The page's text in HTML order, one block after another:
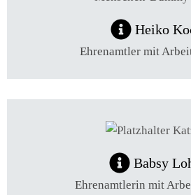
Heiko
Ehrenamtler mit
Babsy
Ehrenamtlerin mit